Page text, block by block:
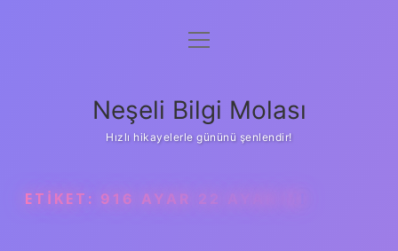
Anasayfa
Yasal Uyarı
menüyü
Neşeli Bilgi Molası
Hızlı hikayelerle gününü şenlendir!
ETIKET: 916 AYAR 22 AYAR MI